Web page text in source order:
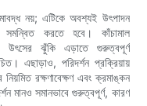
নয়; এটিকে অবশ্যই উৎপাদন
সমন্বিত করতে হবে। কাঁচামাল
উৎসের ঝুঁকি এড়াতে গুরুত্বপূর্ণ
এছাড়াও, পরিদর্শন প্রক্রিয়ায়
রক্ষণাবেক্ষণ এবং ক্রমাঙ্কন
মানও সমানভাবে গুরুত্বপূর্ণ, কারণ